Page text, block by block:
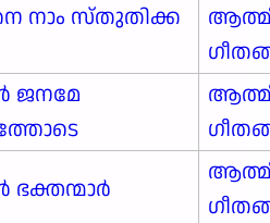
നാം സ്തുതിക്ക
ജനമേ
ഭക്തന്മാർ